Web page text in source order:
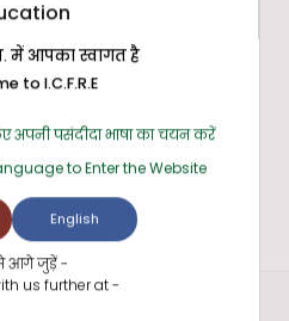
में आपका स्वागत है
to I.C.F.R.E
अपनी पसंदीदा भाषा का चयन करें
to Enter the Website
English
आगे जुड़ें -
us further at -